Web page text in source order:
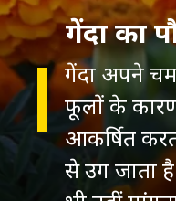
गेंदा का
गेंदा अपने
फूलों के
आकर्षित
से उग जाता